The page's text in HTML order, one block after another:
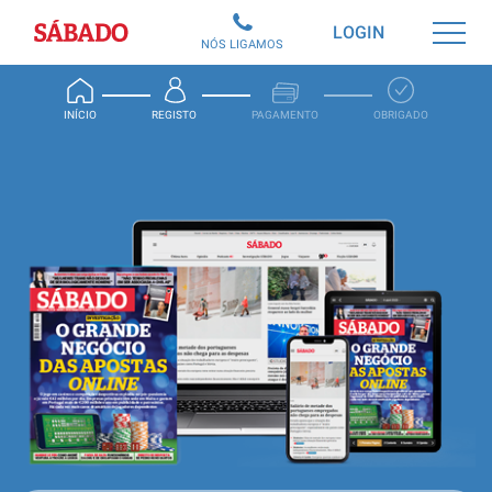
Sábado
INÍCIO REGISTO PAGAMENTO OBRIGADO
LOGIN
NÓS LIGAMOS